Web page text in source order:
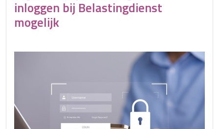
inloggen bij Belastingdienst
mogelijk